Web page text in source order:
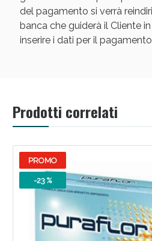
del pagamento si verrà
banca che guiderà il Cliente
inserire i dati per il
Prodotti correlati
PROMO
-23 %